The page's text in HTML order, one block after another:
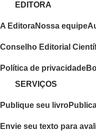
EDITORA
A EditoraNossa equipe
Conselho Editorial
Política de privacidade
SERVIÇOS
Publique seu livro
Envie seu texto para